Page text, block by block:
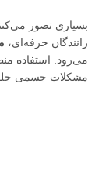
بسیاری تصور
رانندگان حرفه‌ای،
می‌رود. استفاده
مشکلات جسمی